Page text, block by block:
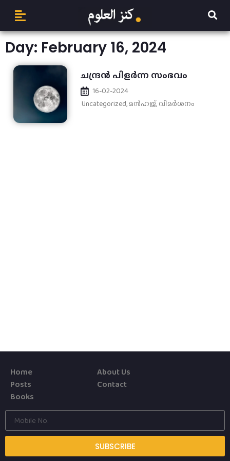
Day: February 16, 2024
ചന്ദ്രന്‍ പിളര്‍ന്ന സംഭവം
16-02-2024
Uncategorized, മന്‍ഹജ്, വിമർശനം
Home
Posts
Books
About Us
Contact
SUBSCRIBE